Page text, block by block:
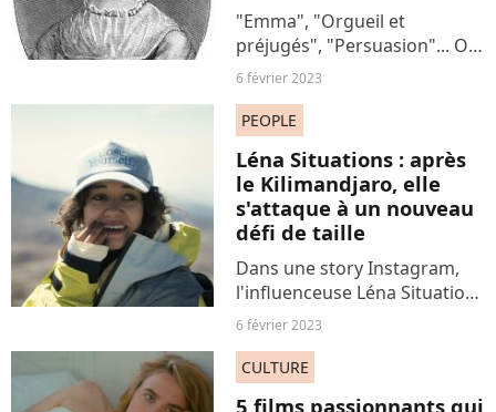
"Emma", "Orgueil et
préjugés", "Persuasion"... On
ne compte plus les classiques
légendaire romancière
britannique ne semble guère
au goût de l'Université...
6 février 2023
PEOPLE
Léna Situations : après
le Kilimandjaro, elle
s'attaque à un nouveau
défi de taille
Dans une story Instagram,
l'influenceuse Léna Situations
annonce son nouveau défi
gravi la plus haute montagne
d'Afrique, le Kilimandjaro.
6 février 2023
CULTURE
5 films passionnants qui